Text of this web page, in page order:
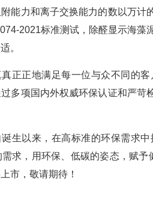
能力和离子交换能力的数以万
2021标准测试，除醛显示海
。
正正地满足每一位与众不同的
多项国内外权威环保认证和严
生以来，在高标准的环保需求
求，用环保、低碳的姿态，赋
市，敬请期待！